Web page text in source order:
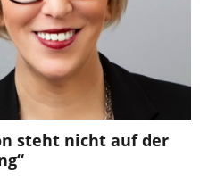
steht nicht auf der